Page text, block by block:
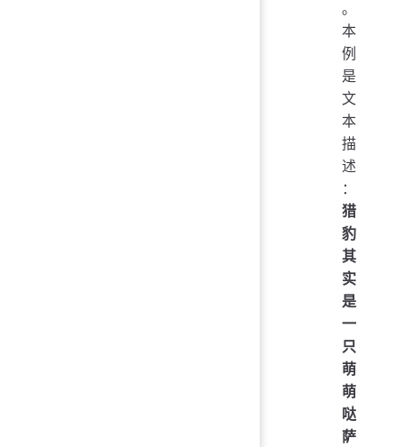
。
本
例
是
文
本
描
述
：
猎
豹
其
实
是
一
只
萌
萌
哒
萨